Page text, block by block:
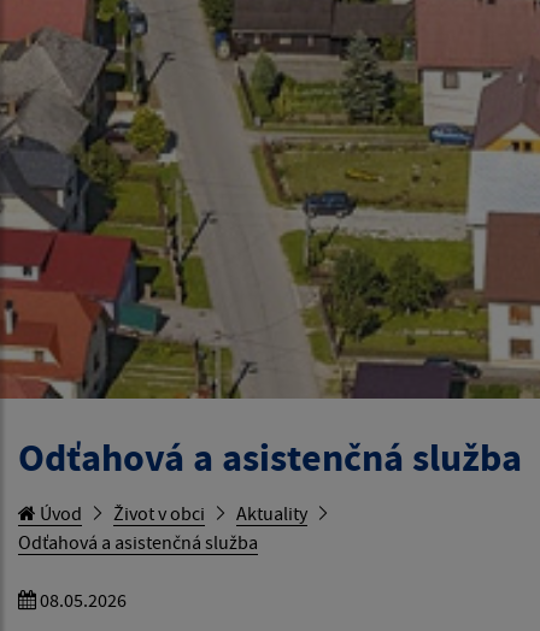
Odťahová a asistenčná služba
Úvod Život v obci
Aktuality
Odťahová a asistenčná služba
08.05.2026